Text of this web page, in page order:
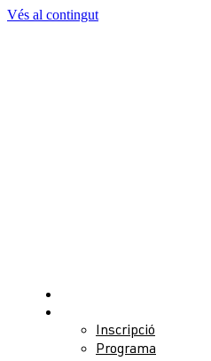
Vés al contingut
Inscripció
Programa